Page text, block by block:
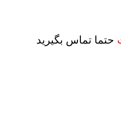
حتما تماس بگیرید